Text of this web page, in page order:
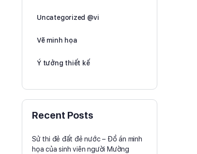
Uncategorized @vi
Vẽ minh họa
Ý tưởng thiết kế
Recent Posts
Sử thi đẻ đất đẻ nước – Đồ án minh
họa của sinh viên người Mường